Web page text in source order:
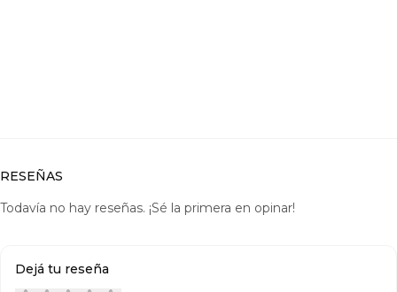
RESEÑAS
Todavía no hay reseñas. ¡Sé la primera en opinar!
Dejá tu reseña